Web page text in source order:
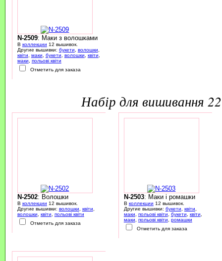
N-2509: Маки з волошками
В коллекции 12 вышивок.
Другие вышивки: букети волошки
квіти
маки букети волошки квіти
маки
польові квіти
Отметить для заказа
набір для вишивання
N-2502: Волошки
В коллекции 12 вышивок.
Другие вышивки: волошки квіти
волошки
квіти
польові квіти
Отметить для заказа
N-2503: Маки і ромашки
В коллекции 12 вышивок.
Другие вышивки: букети квіти
маки
польові квіти букети квіти
маки
польові квіти
ромашки
Отметить для заказа